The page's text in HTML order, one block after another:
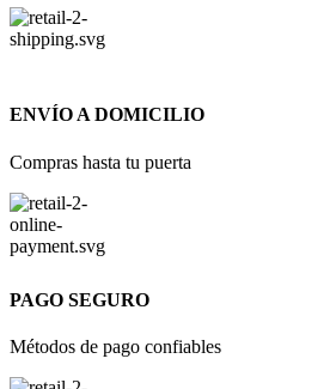
ENVÍO A DOMICILIO
Compras hasta tu puerta
PAGO SEGURO
Métodos de pago confiables